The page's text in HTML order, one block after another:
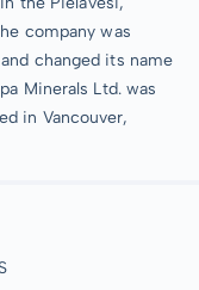
company was
changed its name
Minerals Ltd. was
in Vancouver,